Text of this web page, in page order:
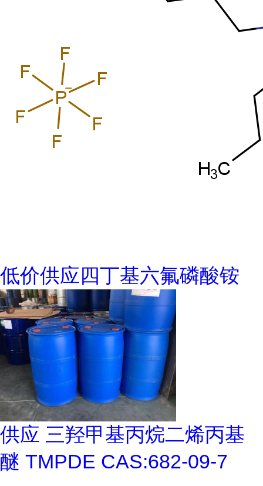
低价供应四丁基六氟磷酸铵
供应 三羟甲基丙烷二烯丙基
醚 TMPDE CAS:682-09-7